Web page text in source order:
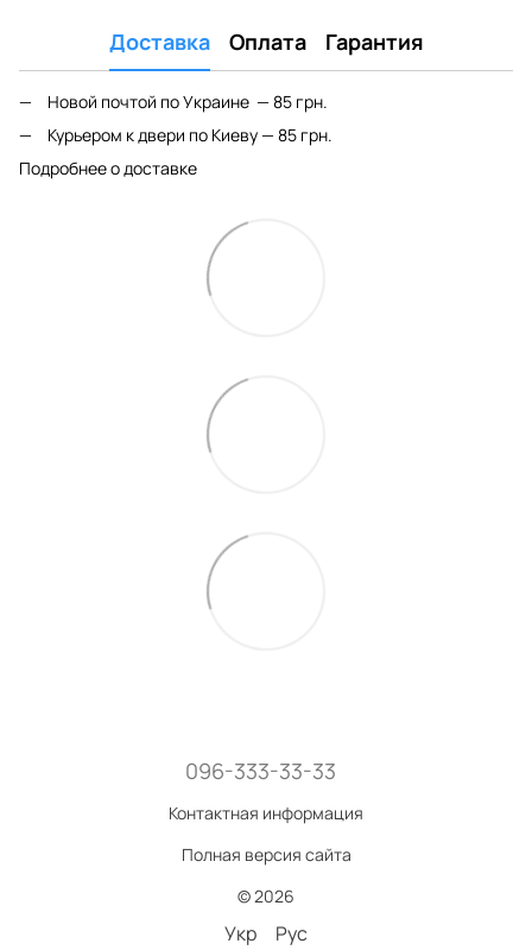
Доставка Оплата Гарантия
Новой почтой по Украине — 85 грн.
Курьером к двери по Киеву — 85 грн.
Подробнее о доставке
096-333-33-33
Контактная информация
Полная версия сайта
© 2026
Укр Рус